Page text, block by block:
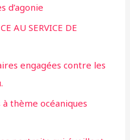
d’agonie
AU SERVICE DE
engagées contre les
à thème océaniques